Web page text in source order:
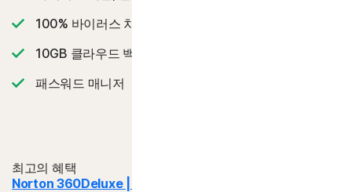
100% 바이러스 차단 보증
10GB 클라우드 백업
패스워드 매니저
최고의 혜택
Norton 360Deluxe | 디럭스